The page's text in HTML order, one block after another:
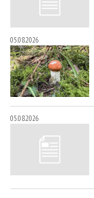
05.08.2026
05.08.2026